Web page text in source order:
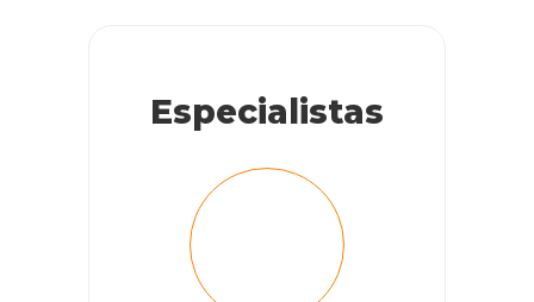
Especialistas